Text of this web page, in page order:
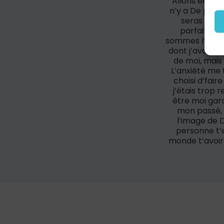
n’y a De
seras
parfaits et
sommes
dont j’avais
de moi,
L’anxiété
choisi
j’étais trop
être moi
mon passé,
l’image de
personne
monde